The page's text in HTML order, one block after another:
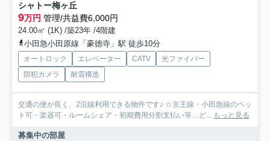
シャトー梅ヶ丘
9万円 管理/共益費6,000円
24.00㎡ (1K) /築23年 /4階建
小田急小田原線「豪徳寺」駅 徒歩10分
オートロック エレベーター CATV
光ファイバー
防犯カメラ
耐震構造
交通の便が良く、2沿線利用できる物件です♪ ☆京王線・小田急線のペッ
ト可・楽器可・ルームシェア・初期費用分割支払い等…ど... もっと見る
募集中の部屋